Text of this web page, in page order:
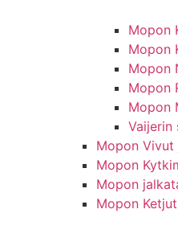
Mopon
Mopon
Mopon
Mopon
Mopon
Vaijerin
Mopon Vivut
Mopon
Mopon
Mopon